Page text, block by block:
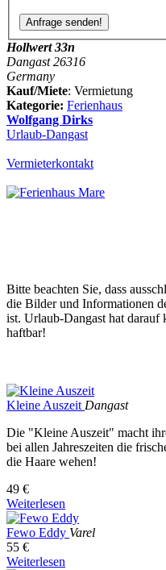
Hollwert 33n
Dangast 26316
Germany
Kauf/Miete: Vermietung
Kategorie: Ferienhaus
Wolfgang Dirks
Urlaub-Dangast
Vermieterkontakt
Bitte beachten Sie, dass
die Bilder und Informationen
ist. Urlaub-Dangast hat
haftbar!
Kleine AuszeitDangast
Die "Kleine Auszeit" macht
bei allen Jahreszeiten die
die Haare wehen!
49 €
Weiterlesen
Fewo Eddy Varel
55 €
Weiterlesen